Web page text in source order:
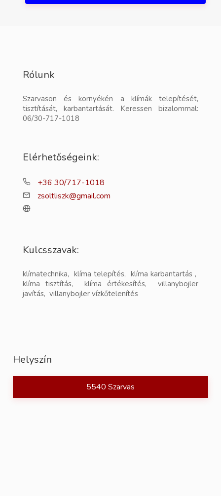
Rólunk
Szarvason és környékén a klímák telepítését,
tisztítását, karbantartását. Keressen bizalommal:
06/30-717-1018
Elérhetőségeink:
+36 30/717-1018
zsoltliszk@gmail.com
Kulcsszavak:
klímatechnika, klíma telepítés, klíma karbantartás ,
klíma tisztítás, klíma értékesítés, villanybojler
javítás, villanybojler vízkőtelenítés
Helyszín
5540 Szarvas